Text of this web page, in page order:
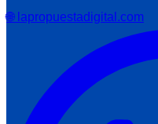
🌐 lapropuestadigital.com